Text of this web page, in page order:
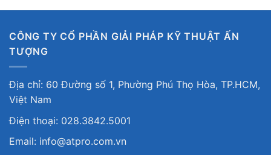
CÔNG TY CỔ PHẦN GIẢI PHÁP KỸ THUẬT ẤN
TƯỢNG
Địa chỉ: 60 Đường số 1, Phường Phú Thọ Hòa, TP.HCM,
Việt Nam
Điện thoại: 028.3842.5001
Email: info@atpro.com.vn